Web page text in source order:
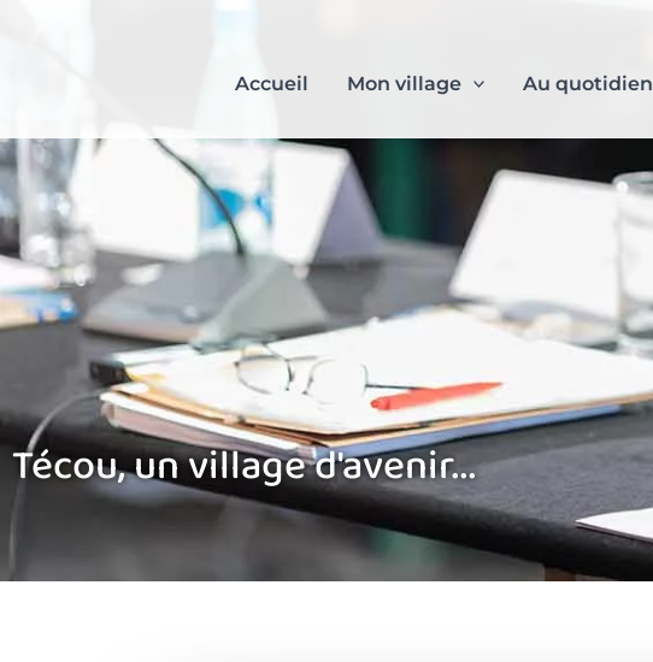
Accueil Mon village Au quotidien
Técou, un village d'avenir...